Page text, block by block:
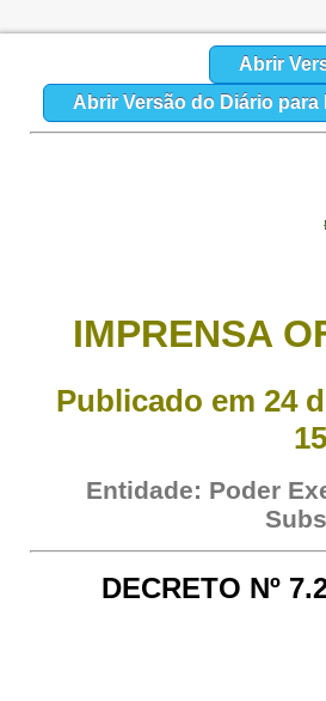
Abrir
Abrir Versão do Diário para
IMPRENSA
Publicado em 24
Entidade: Poder
DECRETO Nº